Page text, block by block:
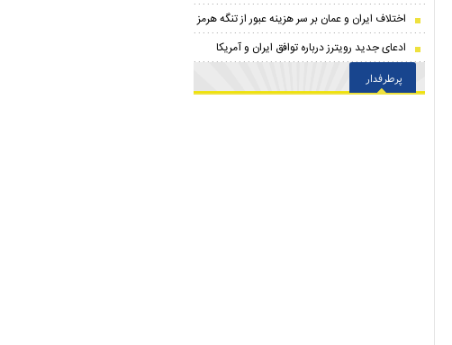
اختلاف ایران و عمان بر سر هزینه عبور از تنگه هرمز
ادعای جدید رویترز درباره توافق ایران و آمریکا
پرطرفدار